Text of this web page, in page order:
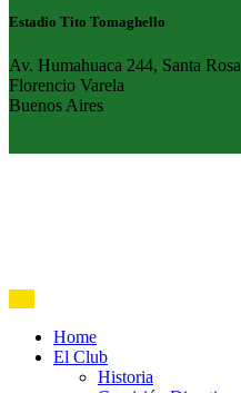
Estadio Tito Tomaghello
Av. Humahuaca 244, Santa Rosa
Florencio Varela
Buenos Aires
Home
El Club
Historia